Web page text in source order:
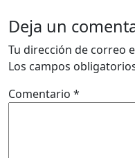
Deja un
Tu dirección de correo
Los campos
Comentario *